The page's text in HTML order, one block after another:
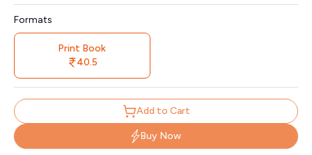
Formats
Print Book
40.5
Add to Cart
Buy Now